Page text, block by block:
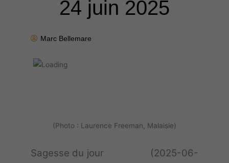
24 juin 2025
Marc Bellemare
(Photo : Laurence Freeman, Malaisie)
Sagesse du jour (2025-06-